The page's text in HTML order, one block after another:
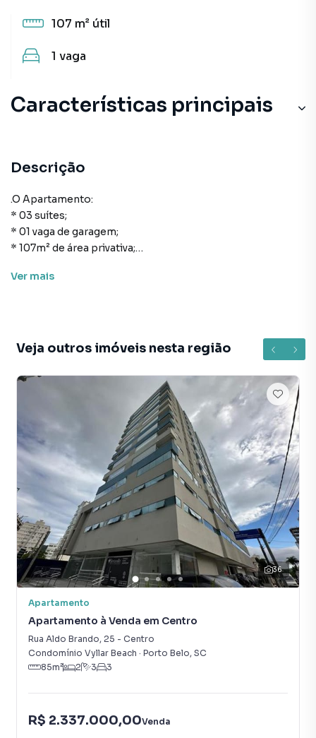
107 m² útil
1 vaga
Características principais
Descrição
.O Apartamento:
* 03 suítes;
* 01 vaga de garagem;
* 107m² de área privativa;
* Acabamento em gesso
* Sala de Estar;
* Banheiro Social;
* Gás Individual;
* Hidrômetro Individual;
* Infraestrutura para água quente;
* Lavabo;
* Sacada;
* Sala de jantar;
* Varanda Gourmet;
* Área de Serviço.
O Empreendimento / Área de lazer:
* 02 Apartamentos por andar;
* Área de lazer completa;
* 120 Metros da praia e vista para o Mar;
* Infra estr p/ abas de veículos elétricos;
* Academia;
* Bar;
* Espaço gourmet;
Ver mais
Veja outros imóveis nesta região
36
Apartamento
Apartamento à Venda em Centro
Rua Aldo Brando, 25 - Centro
Condomínio Vyllar Beach · Porto Belo, SC
85m² 2 3 3
R$ 2.337.000,00Venda